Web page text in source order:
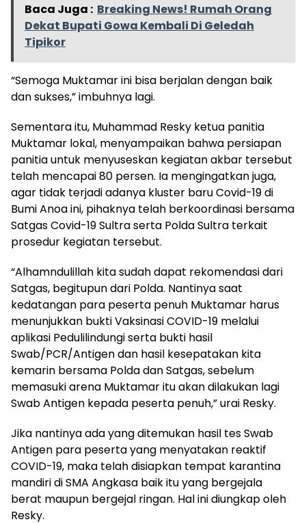
Baca Juga : Breaking News! Rumah Orang
Dekat Bupati Gowa Kembali Di Geledah
Tipikor
“Semoga Muktamar ini bisa berjalan dengan baik
dan sukses,” imbuhnya lagi.
Sementara itu, Muhammad Resky ketua panitia
Muktamar lokal, menyampaikan bahwa persiapan
panitia untuk menyuseskan kegiatan akbar tersebut
telah mencapai 80 persen. Ia mengingatkan juga,
agar tidak terjadi adanya kluster baru Covid-19 di
Bumi Anoa ini, pihaknya telah berkoordinasi bersama
Satgas Covid-19 Sultra serta Polda Sultra terkait
prosedur kegiatan tersebut.
“Alhamndulillah kita sudah dapat rekomendasi dari
Satgas, begitupun dari Polda. Nantinya saat
kedatangan para peserta penuh Muktamar harus
menunjukkan bukti Vaksinasi COVID-19 melalui
aplikasi Pedulilindungi serta bukti hasil
Swab/PCR/Antigen dan hasil kesepatakan kita
kemarin bersama Polda dan Satgas, sebelum
memasuki arena Muktamar itu akan dilakukan lagi
Swab Antigen kepada peserta penuh,” urai Resky.
Jika nantinya ada yang ditemukan hasil tes Swab
Antigen para peserta yang menyatakan reaktif
COVID-19, maka telah disiapkan tempat karantina
mandiri di SMA Angkasa baik itu yang bergejala
berat maupun bergejal ringan. Hal ini diungkap oleh
Resky.